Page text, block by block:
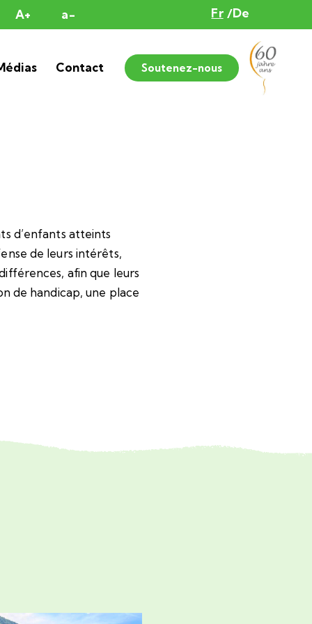
A+ a- Fr De
Contact Soutenez-nous
d’enfants atteints
de leurs intérêts,
afin que leurs
de handicap, une place